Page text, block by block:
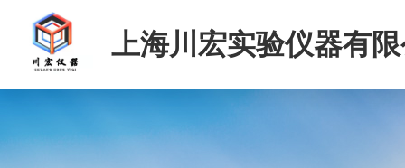
上海川宏实验仪器有